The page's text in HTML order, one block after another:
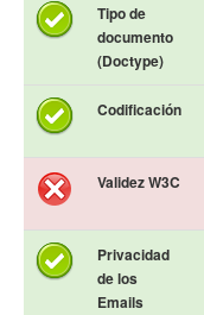
Tipo de
documento
(Doctype)
Codificación
Validez W3C
Privacidad
de los
Emails